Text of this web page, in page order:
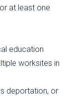
at least one
education
worksites in
deportation, or